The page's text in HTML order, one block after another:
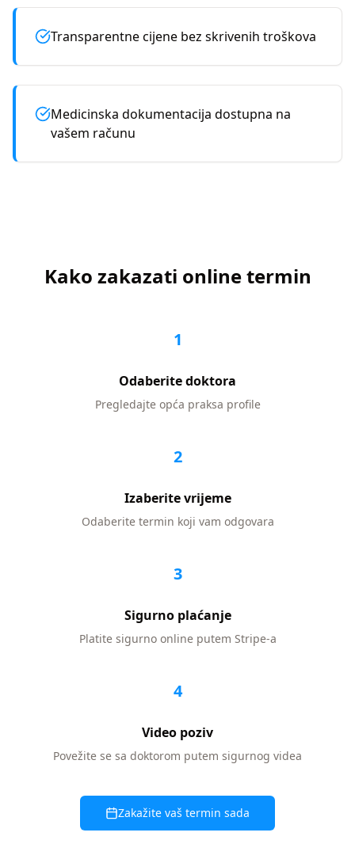
Transparentne cijene bez skrivenih troškova
Medicinska dokumentacija dostupna na
vašem računu
Kako zakazati online termin
1
Odaberite doktora
Pregledajte opća praksa profile
2
Izaberite vrijeme
Odaberite termin koji vam odgovara
3
Sigurno plaćanje
Platite sigurno online putem Stripe-a
4
Video poziv
Povežite se sa doktorom putem sigurnog videa
Zakažite vaš termin sada